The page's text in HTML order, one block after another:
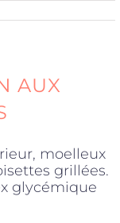
AUX
moelleux
grillées.
glycémique